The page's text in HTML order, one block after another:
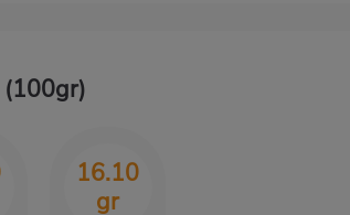
16.10
gr